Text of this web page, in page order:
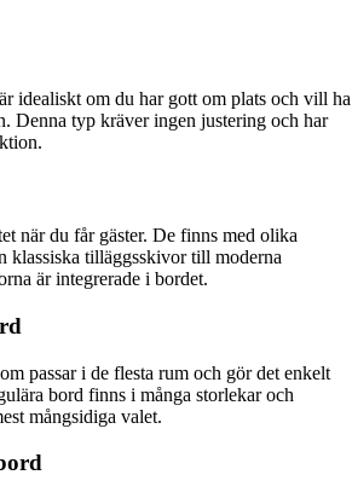
idealiskt om du har gott om plats och vill ha
Denna typ kräver ingen justering och har
när du får gäster. De finns med olika
klassiska tilläggsskivor till moderna
är integrerade i bordet.
passar i de flesta rum och gör det enkelt
bord finns i många storlekar och
mångsidiga valet.